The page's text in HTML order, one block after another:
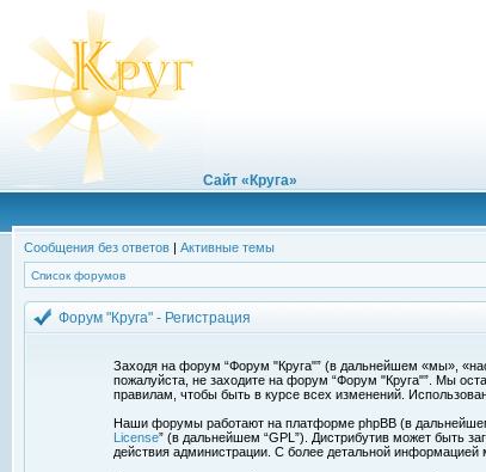
Сайт «Круга»
Сообщения без ответов | Активные темы
Список форумов
Форум "Круга" - Регистрация
Заходя на форум “Форум "Круга"” (в дальнейшем «мы»,
пожалуйста, не заходите на форум “Форум "Круга"”. Мы
правилам, чтобы быть в курсе всех изменений.
Наши форумы работают на платформе phpBB (в дальнейшем
License” (в дальнейшем “GPL”). Дистрибутив может быть
действия администрации. С более детальной информацией